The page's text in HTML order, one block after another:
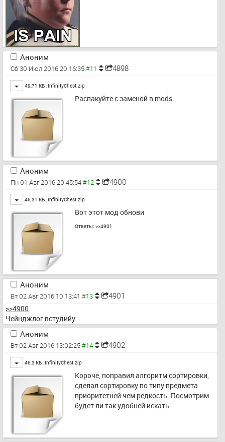
Аноним
Сб 30 Июл 2016 20:16:35 4898
Toggle
49,71 КБ , InfinityChest.zip
Распакуйте с заменой в mods
Аноним
Пн 01 Авг 2016 20:45:54 4900
Toggle
46,31 КБ , InfinityChest.zip
Вот этот мод обнови
Ответы: >>4901
Аноним
Вт 02 Авг 2016 10:13:41 4901
>>4900
Чейнджлог встудийу.
Аноним
Вт 02 Авг 2016 13:02:25 4902
Toggle
46,3 КБ , InfinityChest.zip
Короче, поправил алгоритм сортировки,
сделал сортировку по типу предмета
приоритетней чем редкость. Посмотрим
будет ли так удобней искать.